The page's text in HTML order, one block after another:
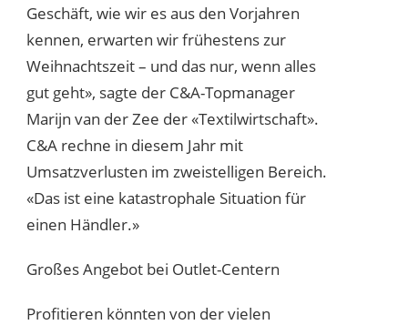
Geschäft, wie wir es aus den Vorjahren
kennen, erwarten wir frühestens zur
Weihnachtszeit – und das nur, wenn alles
gut geht», sagte der C&A-Topmanager
Marijn van der Zee der «Textilwirtschaft».
C&A rechne in diesem Jahr mit
Umsatzverlusten im zweistelligen Bereich.
«Das ist eine katastrophale Situation für
einen Händler.»
Großes Angebot bei Outlet-Centern
Profitieren könnten von der vielen